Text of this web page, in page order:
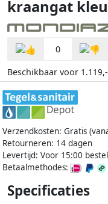
kraangat
0
Beschikbaar voor 1.119,-
Verzendkosten: Gratis
Retourneren: 14 dagen
Levertijd: Voor 15:00
Betaalmethodes:
Specificaties